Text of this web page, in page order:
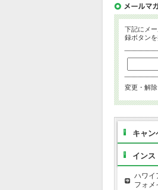
下記にメ
録ボタンを
変更・解
キャン
インス
ハワ
フォメ